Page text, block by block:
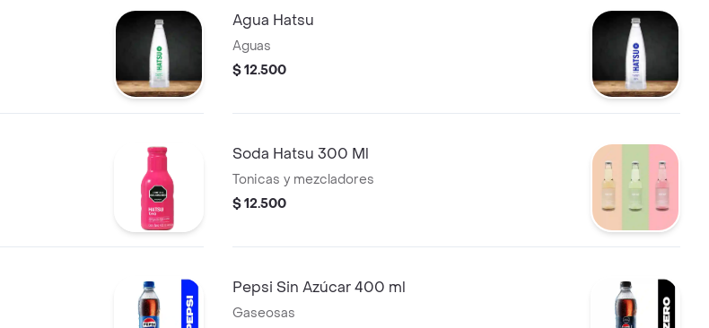
Agua Hatsu
Aguas
$ 12.500
Soda Hatsu 300 Ml
Tonicas y mezcladores
$ 12.500
Pepsi Sin Azúcar 400 ml
Gaseosas